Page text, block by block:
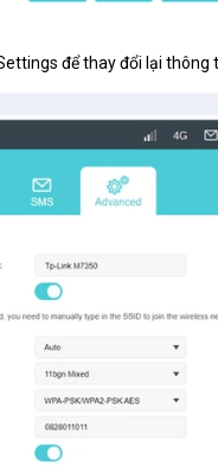
để thay đổi lại thông